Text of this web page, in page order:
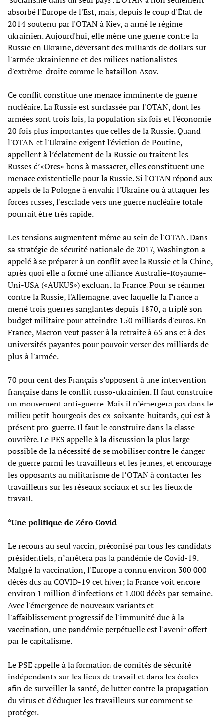
absorbé l'Europe de l'Est, mais, depuis le coup d'État de
2014 soutenu par l'OTAN à Kiev, a armé le régime
ukrainien. Aujourd'hui, elle mène une guerre contre la
Russie en Ukraine, déversant des milliards de dollars sur
l'armée ukrainienne et des milices nationalistes
d'extrême-droite comme le bataillon Azov.
Ce conflit constitue une menace imminente de guerre
nucléaire. La Russie est surclassée par l'OTAN, dont les
armées sont trois fois, la population six fois et l'économie
20 fois plus importantes que celles de la Russie. Quand
l'OTAN et l'Ukraine exigent l'éviction de Poutine,
appellent à l’éclatement de la Russie ou traitent les
Russes d’«Orcs» bons à massacrer, elles constituent une
menace existentielle pour la Russie. Si l'OTAN répond aux
appels de la Pologne à envahir l'Ukraine ou à attaquer les
forces russes, l'escalade vers une guerre nucléaire totale
pourrait être très rapide.
Les tensions augmentent même au sein de l'OTAN. Dans
sa stratégie de sécurité nationale de 2017, Washington a
appelé à se préparer à un conflit avec la Russie et la Chine,
après quoi elle a formé une alliance Australie-Royaume-
Uni-USA («AUKUS») excluant la France. Pour se réarmer
contre la Russie, l'Allemagne, avec laquelle la France a
mené trois guerres sanglantes depuis 1870, a triplé son
budget militaire pour atteindre 150 milliards d'euros. En
France, Macron veut passer à la retraite à 65 ans et à des
universités payantes pour pouvoir verser des milliards de
plus à l'armée.
70 pour cent des Français s’opposent à une intervention
française dans le conflit russo-ukrainien. Il faut construire
un mouvement anti-guerre. Mais il n’émergera pas dans le
milieu petit-bourgeois des ex-soixante-huitards, qui est à
présent pro-guerre. Il faut le construire dans la classe
ouvrière. Le PES appelle à la discussion la plus large
possible de la nécessité de se mobiliser contre le danger
de guerre parmi les travailleurs et les jeunes, et encourage
les opposants au militarisme de l’OTAN à contacter les
travailleurs sur les réseaux sociaux et sur les lieux de
travail.
*Une politique de Zéro Covid
Le recours au seul vaccin, préconisé par tous les candidats
présidentiels, n’arrêtera pas la pandémie de Covid-19.
Malgré la vaccination, l'Europe a connu environ 300 000
décès dus au COVID-19 cet hiver; la France voit encore
environ 1 million d'infections et 1.000 décès par semaine.
Avec l'émergence de nouveaux variants et
l'affaiblissement progressif de l'immunité due à la
vaccination, une pandémie perpétuelle est l'avenir offert
par le capitalisme.
Le PSE appelle à la formation de comités de sécurité
indépendants sur les lieux de travail et dans les écoles
afin de surveiller la santé, de lutter contre la propagation
du virus et d'éduquer les travailleurs sur comment se
protéger.